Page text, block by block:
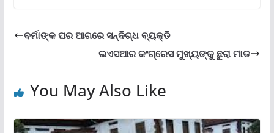
ବର୍ମାଙ୍କ ଘର ଆଗରେ ସନ୍ଦିଗ୍ଧ ବ୍ୟକ୍ତି
ଇଏସଆର କଂଗ୍ରେସ ମୁଖ୍ୟଙ୍କୁ ଛୁରା ମାଡ
You May Also Like